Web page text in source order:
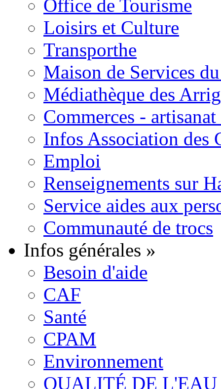
Office de Tourisme
Loisirs et Culture
Transporthe
Maison de Services
Médiathèque des
Commerces -
Infos Association des
Emploi
Renseignements sur
Service aides aux
Communauté de trocs
Infos générales »
Besoin d'aide
CAF
Santé
CPAM
Environnement
QUALITÉ DE L'EAU